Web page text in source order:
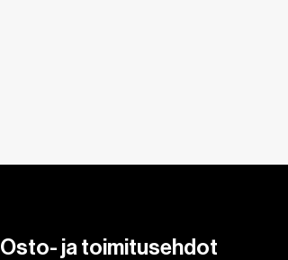
Osto- ja toimitusehdot